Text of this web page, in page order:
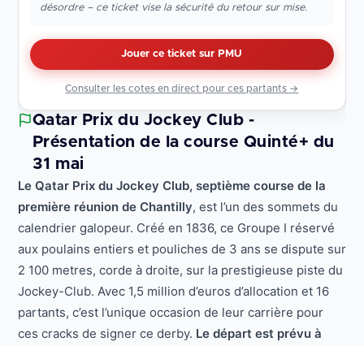
désordre – ce ticket vise la sécurité du retour sur mise.
Jouer ce ticket sur PMU
Consulter les cotes en direct pour ces partants →
Qatar Prix du Jockey Club -
Présentation de la course Quinté+ du
31 mai
Le Qatar Prix du Jockey Club, septième course de la
première réunion de Chantilly, est l’un des sommets du
calendrier galopeur. Créé en 1836, ce Groupe I réservé
aux poulains entiers et pouliches de 3 ans se dispute sur
2 100 metres, corde à droite, sur la prestigieuse piste du
Jockey-Club. Avec 1,5 million d’euros d’allocation et 16
partants, c’est l’unique occasion de leur carrière pour
ces cracks de signer ce derby. Le départ est prévu à